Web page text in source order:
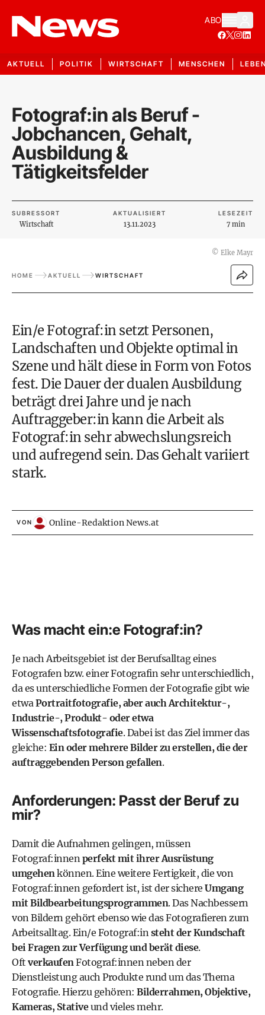
ABO
AKTUELL POLITIK WIRTSCHAFT MENSCHEN
Fotograf:in als Beruf -
Jobchancen, Gehalt,
Ausbildung &
Tätigkeitsfelder
SUBRESSORT
Wirtschaft
AKTUALISIERT
13.11.2023
LESEZEIT
7 min
© Elke Mayr
HOME AKTUELL WIRTSCHAFT
Ein/e Fotograf:in setzt Personen,
Landschaften und Objekte optimal in
Szene und hält diese in Form von Fotos
fest. Die Dauer der dualen Ausbildung
beträgt drei Jahre und je nach
Auftraggeber:in kann die Arbeit als
Fotograf:in sehr abwechslungsreich
und aufregend sein. Das Gehalt variiert
stark.
VON Online-Redaktion News.at
Was macht ein:e Fotograf:in?
Je nach Arbeitsgebiet ist der Berufsalltag eines
Fotografen bzw. einer Fotografin sehr unterschiedlich,
da es unterschiedliche Formen der Fotografie gibt wie
etwaPortraitfotografie, aber auch Architektur-,
Industrie-, Produkt- oder etwa
Wissenschaftsfotografie. Dabei ist das Ziel immer das
gleiche: Ein oder mehrere Bilder zu erstellen, die der
auftraggebenden Person gefallen.
Anforderungen: Passt der Beruf zu
mir?
Damit die Aufnahmen gelingen, müssen
Fotograf:innenperfekt mit ihrer Ausrüstung
umgehenkönnen. Eine weitere Fertigkeit, die von
Fotograf:innen gefordert ist, ist der sichere Umgang
mit Bildbearbeitungsprogrammen. Das Nachbessern
von Bildern gehört ebenso wie das Fotografieren zum
Arbeitsalltag. Ein/e Fotograf:insteht der Kundschaft
bei Fragen zur Verfügung und berät diese.
Oft verkaufenFotograf:innen neben der
Dienstleistung auch Produkte rund um das Thema
Fotografie. Hierzu gehören: Bilderrahmen, Objektive,
Kameras, Stativeund vieles mehr.